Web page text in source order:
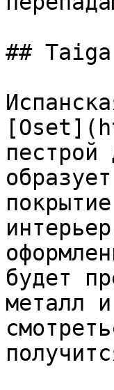
## Taiga
пестрой
будет
металл